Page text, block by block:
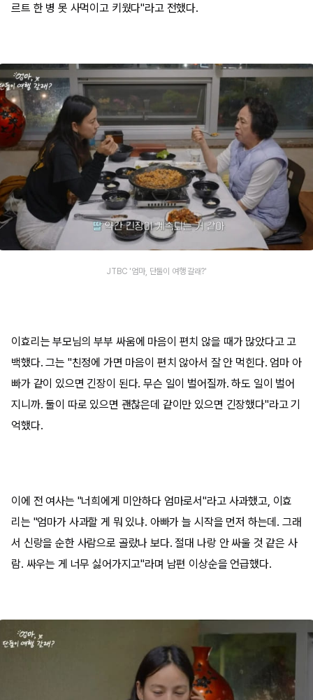
르트 한 병 못 사먹이고 키웠다"라고 전했다.
JTBC '엄마, 단둘이 여행 갈래?'
이효리는 부모님의 부부 싸움에 마음이 편치 않을 때가 많았다고 고
백했다. 그는 "친정에 가면 마음이 편치 않아서 잘 안 먹힌다. 엄마 아
빠가 같이 있으면 긴장이 된다. 무슨 일이 벌어질까. 하도 일이 벌어
지니까. 둘이 따로 있으면 괜찮은데 같이만 있으면 긴장했다"라고 기
억했다.
이에 전 여사는 "너희에게 미안하다 엄마로서"라고 사과했고, 이효
리는 "엄마가 사과할 게 뭐 있냐. 아빠가 늘 시작을 먼저 하는데. 그래
서 신랑을 순한 사람으로 골랐나 보다. 절대 나랑 안 싸울 것 같은 사
람. 싸우는 게 너무 싫어가지고"라며 남편 이상순을 언급했다.